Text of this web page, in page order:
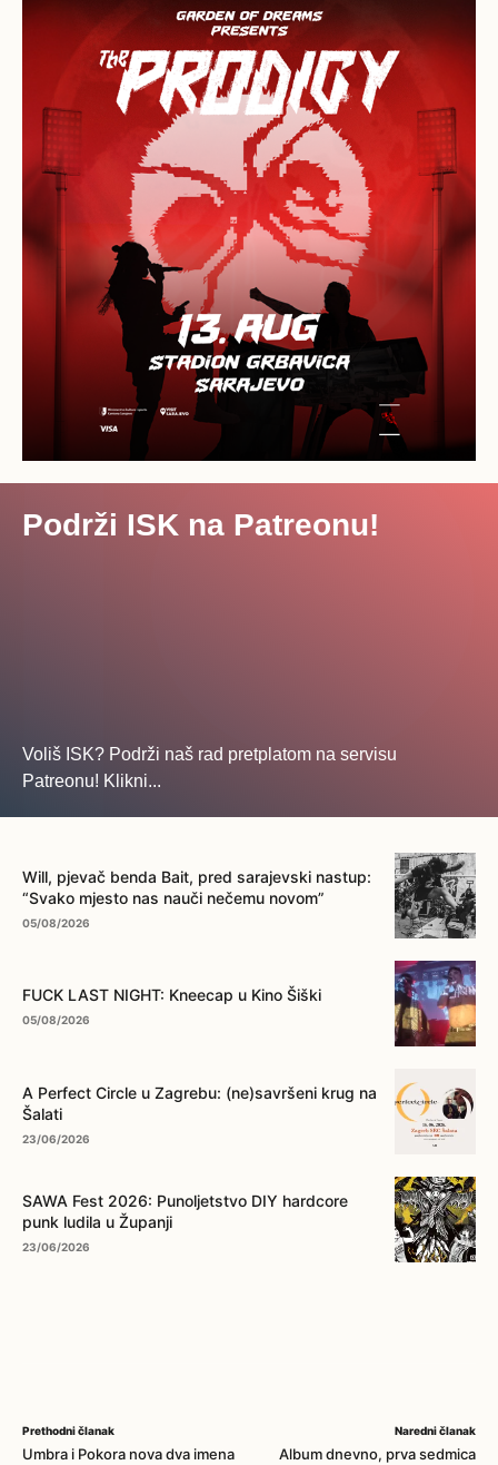
Podrži ISK na Patreonu!
Voliš ISK? Podrži naš rad pretplatom na servisu
Patreonu! Klikni...
Will, pjevač benda Bait, pred sarajevski nastup:
“Svako mjesto nas nauči nečemu novom”
05/08/2026
FUCK LAST NIGHT: Kneecap u Kino Šiški
05/08/2026
A Perfect Circle u Zagrebu: (ne)savršeni krug na
Šalati
23/06/2026
SAWA Fest 2026: Punoljetstvo DIY hardcore
punk ludila u Županji
23/06/2026
Prethodni članak
Umbra i Pokora nova dva imena
Naredni članak
Album dnevno, prva sedmica